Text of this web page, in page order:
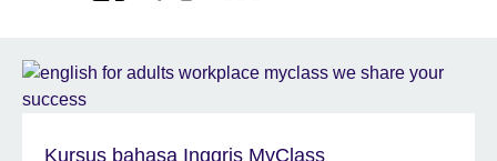
Kursus bahasa Inggris MyClass